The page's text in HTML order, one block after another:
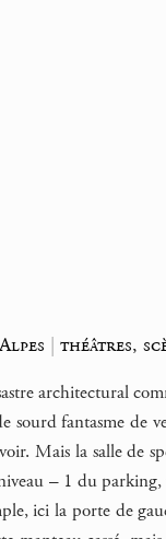
|théâtres,
architectural
sourd fantasme
Mais la salle de
– 1 du
ici la porte de